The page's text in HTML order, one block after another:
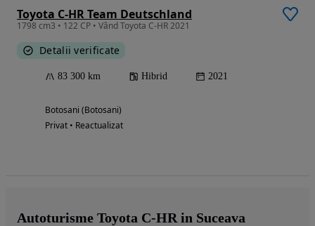
Toyota C-HR Team Deutschland
1798 cm3 • 122 CP • Vând Toyota C-HR 2021
Detalii verificate
83 300 km Hibrid 2021
Botosani (Botosani)
Privat • Reactualizat
Autoturisme Toyota C-HR in Suceava